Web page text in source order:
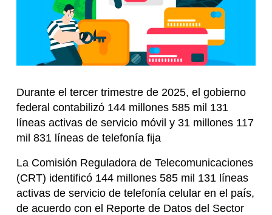
Durante el tercer trimestre de 2025, el gobierno
federal contabilizó 144 millones 585 mil 131
líneas activas de servicio móvil y 31 millones 117
mil 831 líneas de telefonía fija
La Comisión Reguladora de Telecomunicaciones
(CRT) identificó 144 millones 585 mil 131 líneas
activas de servicio de telefonía celular en el país,
de acuerdo con el Reporte de Datos del Sector